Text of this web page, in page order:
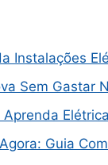
Instalações
Sem Gastar
Guia